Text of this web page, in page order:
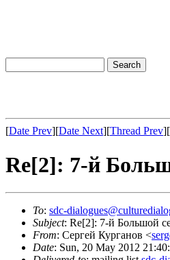
[Date Prev][Date Next][Thread Prev][
Re[2]: 7-й
To: sdc-
Subject: Re[2]: 7-й Большой
From: Сергей Курганов <
Date: Sun, 20 May 2012